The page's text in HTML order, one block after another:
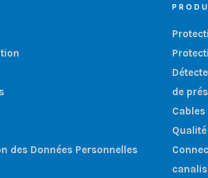
des Données Personnelles
de
Cables